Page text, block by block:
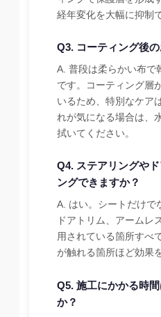
経年変化を大幅に抑制
Q3. コーティング後
A. 普段は柔らかい布で
です。コーティング層
いるため、特別なケア
れが気になる場合は、
拭いてください。
Q4. ステアリングや
ングできますか？
A. はい。シートだけで
ドアトリム、アームレ
用されている箇所すべ
が触れる箇所ほど効果
Q5. 施工にかかる時
か？